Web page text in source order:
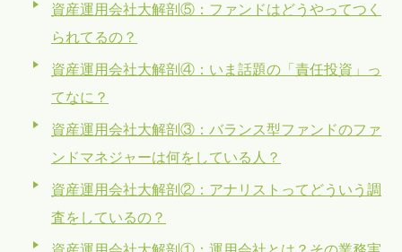
資産運用会社大解剖⑤：ファンドはどうやってつく
られてるの？
資産運用会社大解剖④：いま話題の「責任投資」っ
てなに？
資産運用会社大解剖③：バランス型ファンドのファ
ンドマネジャーは何をしている人？
資産運用会社大解剖②：アナリストってどういう調
査をしているの？